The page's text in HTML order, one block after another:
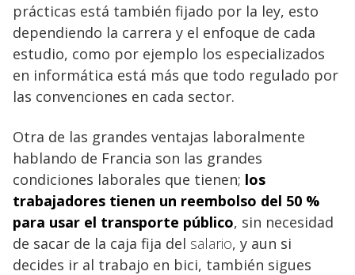
prácticas está también fijado por la ley, esto
dependiendo la carrera y el enfoque de cada
estudio, como por ejemplo los especializados
en informática está más que todo regulado por
las convenciones en cada sector.
Otra de las grandes ventajas laboralmente
hablando de Francia son las grandes
condiciones laborales que tienen; los
trabajadores tienen un reembolso del 50 %
para usar el transporte público, sin necesidad
de sacar de la caja fija del salario, y aun si
decides ir al trabajo en bici, también sigues